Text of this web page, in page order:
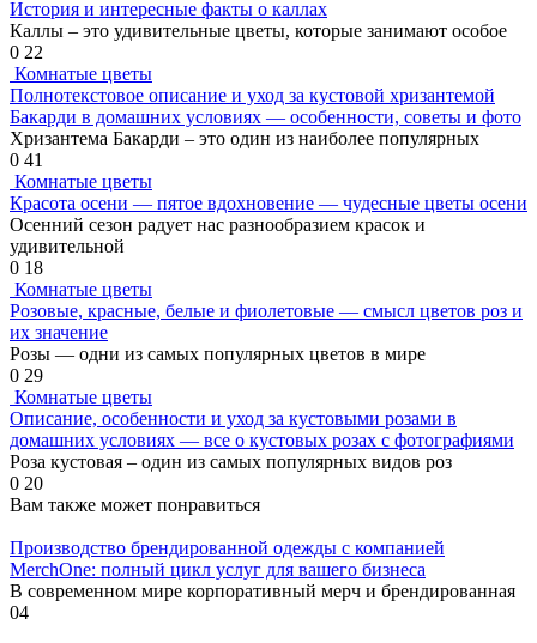
История и интересные факты о каллах
Каллы – это удивительные цветы, которые занимают особое
0 22
Комнатые цветы
Полнотекстовое описание и уход за кустовой хризантемой
Бакарди в домашних условиях — особенности, советы и фото
Хризантема Бакарди – это один из наиболее популярных
0 41
Комнатые цветы
Красота осени — пятое вдохновение — чудесные цветы осени
Осенний сезон радует нас разнообразием красок и
удивительной
0 18
Комнатые цветы
Розовые, красные, белые и фиолетовые — смысл цветов роз и
их значение
Розы — одни из самых популярных цветов в мире
0 29
Комнатые цветы
Описание, особенности и уход за кустовыми розами в
домашних условиях — все о кустовых розах с фотографиями
Роза кустовая – один из самых популярных видов роз
0 20
Вам также может понравиться
Производство брендированной одежды с компанией
MerchOne: полный цикл услуг для вашего бизнеса
В современном мире корпоративный мерч и брендированная
04